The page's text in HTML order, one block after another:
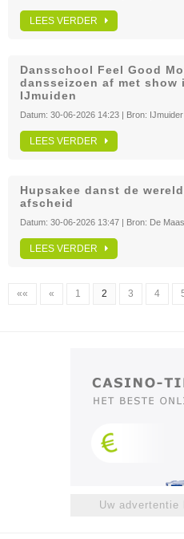
LEES VERDER
Dansschool Feel Good
dansseizoen af met show
IJmuiden
Datum: 30-06-2026 14:23 | Bron:
LEES VERDER
Hupsakee danst de
afscheid
Datum: 30-06-2026 13:47 | Bron: De
LEES VERDER
«« « 1 2 3 4
Uw advertentie